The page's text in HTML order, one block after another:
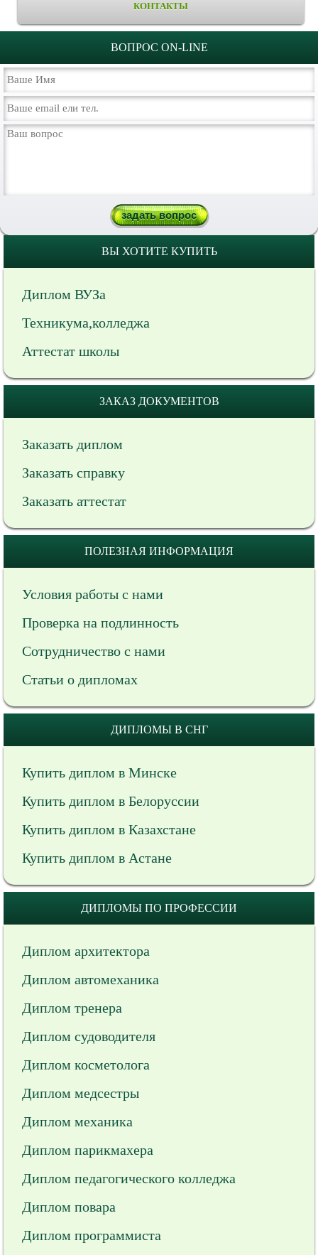
КОНТАКТЫ
ВОПРОС ON-LINE
ВЫ ХОТИТЕ КУПИТЬ
Диплом ВУЗа
Техникума,колледжа
Аттестат школы
ЗАКАЗ ДОКУМЕНТОВ
Заказать диплом
Заказать справку
Заказать аттестат
ПОЛЕЗНАЯ ИНФОРМАЦИЯ
Условия работы с нами
Проверка на подлинность
Сотрудничество с нами
Статьи о дипломах
ДИПЛОМЫ В СНГ
Купить диплом в Минске
Купить диплом в Белоруссии
Купить диплом в Казахстане
Купить диплом в Астане
ДИПЛОМЫ ПО ПРОФЕССИИ
Диплом архитектора
Диплом автомеханика
Диплом тренера
Диплом судоводителя
Диплом косметолога
Диплом медсестры
Диплом механика
Диплом парикмахера
Диплом педагогического колледжа
Диплом повара
Диплом программиста